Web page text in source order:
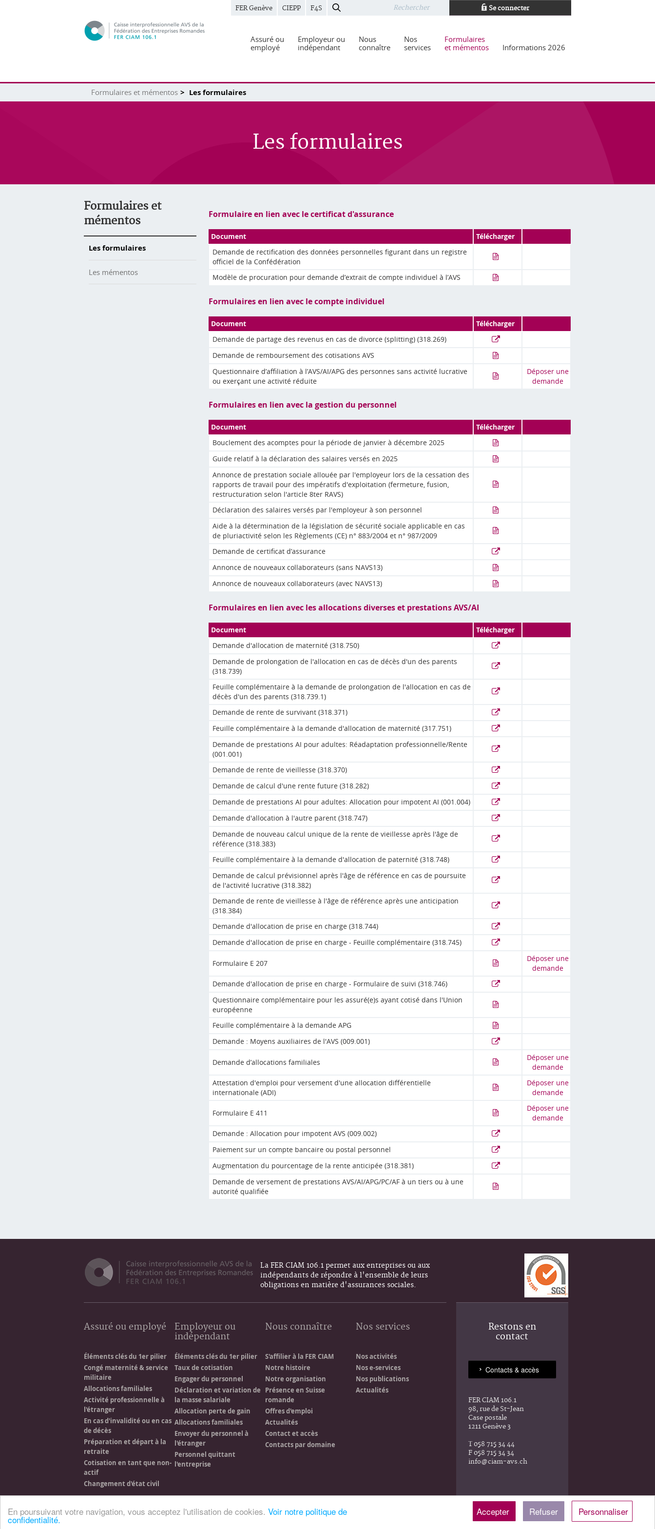
Se connecter
FER Genève CIEPP F4S
Assuré ou
employé
Employeur ou
indépendant
Nous
connaître
Nos
services
Formulaires
et mémentos
Informations 2026
Formulaires et mémentos Les formulaires
Les formulaires
Formulaires et
mémentos
Les formulaires
Les mémentos
Formulaire en lien avec le certificat d'assurance
Document
Télécharger
Demande de rectification des données personnelles figurant dans un registre
officiel de la Confédération
Modèle de procuration pour demande d’extrait de compte individuel à l’AVS
Formulaires en lien avec le compte individuel
Document
Télécharger
Demande de partage des revenus en cas de divorce (splitting) (318.269)
Demande de remboursement des cotisations AVS
Questionnaire d’affiliation à l’AVS/AI/APG des personnes sans activité lucrative
ou exerçant une activité réduite
Déposer une
demande
Formulaires en lien avec la gestion du personnel
Document
Télécharger
Bouclement des acomptes pour la période de janvier à décembre 2025
Guide relatif à la déclaration des salaires versés en 2025
Annonce de prestation sociale allouée par l'employeur lors de la cessation des
rapports de travail pour des impératifs d'exploitation (fermeture, fusion,
restructuration selon l'article 8ter RAVS)
Déclaration des salaires versés par l'employeur à son personnel
Aide à la détermination de la législation de sécurité sociale applicable en cas
de pluriactivité selon les Règlements (CE) n° 883/2004 et n° 987/2009
Demande de certificat d’assurance
Annonce de nouveaux collaborateurs (sans NAVS13)
Annonce de nouveaux collaborateurs (avec NAVS13)
Formulaires en lien avec les allocations diverses et prestations AVS/AI
Document
Télécharger
Demande d'allocation de maternité (318.750)
Demande de prolongation de l'allocation en cas de décès d'un des parents
(318.739)
Feuille complémentaire à la demande de prolongation de l'allocation en cas de
décès d'un des parents (318.739.1)
Demande de rente de survivant (318.371)
Feuille complémentaire à la demande d'allocation de maternité (317.751)
Demande de prestations AI pour adultes: Réadaptation professionnelle/Rente
(001.001)
Demande de rente de vieillesse (318.370)
Demande de calcul d'une rente future (318.282)
Demande de prestations AI pour adultes: Allocation pour impotent AI (001.004)
Demande d'allocation à l'autre parent (318.747)
Demande de nouveau calcul unique de la rente de vieillesse après l'âge de
référence (318.383)
Feuille complémentaire à la demande d'allocation de paternité (318.748)
Demande de calcul prévisionnel après l'âge de référence en cas de poursuite
de l'activité lucrative (318.382)
Demande de rente de vieillesse à l'âge de référence après une anticipation
(318.384)
Demande d'allocation de prise en charge (318.744)
Demande d'allocation de prise en charge - Feuille complémentaire (318.745)
Formulaire E 207
Déposer une
demande
Demande d'allocation de prise en charge - Formulaire de suivi (318.746)
Questionnaire complémentaire pour les assuré(e)s ayant cotisé dans l'Union
européenne
Feuille complémentaire à la demande APG
Demande : Moyens auxiliaires de l'AVS (009.001)
Demande d’allocations familiales
Déposer une
demande
Attestation d'emploi pour versement d'une allocation différentielle
internationale (ADI)
Déposer une
demande
Formulaire E 411
Déposer une
demande
Demande : Allocation pour impotent AVS (009.002)
Paiement sur un compte bancaire ou postal personnel
Augmentation du pourcentage de la rente anticipée (318.381)
Demande de versement de prestations AVS/AI/APG/PC/AF à un tiers ou à une
autorité qualifiée
La FER CIAM 106.1 permet aux entreprises ou aux
indépendants de répondre à l'ensemble de leurs
obligations en matière d'assurances sociales.
Assuré ou employé
Éléments clés du 1er pilier
Congé maternité & service
militaire
Allocations familiales
Activité professionnelle à
l'étranger
En cas d'invalidité ou en cas
de décès
Préparation et départ à la
retraite
Cotisation en tant que non-
actif
Changement d'état civil
Employeur ou
indépendant
Éléments clés du 1er pilier
Taux de cotisation
Engager du personnel
Déclaration et variation de
la masse salariale
Allocation perte de gain
Allocations familiales
Envoyer du personnel à
l'étranger
Personnel quittant
l'entreprise
Nous connaître
S'affilier à la FER CIAM
Notre histoire
Notre organisation
Présence en Suisse
romande
Offres d'emploi
Actualités
Contact et accès
Contacts par domaine
Nos services
Nos activités
Nos e-services
Nos publications
Actualités
Restons en
contact
FER CIAM 106.1
98, rue de St-Jean
Case postale
1211 Genève 3
T 058 715 34 44
F 058 715 34 34
info@ciam-avs.ch
Offres d'emploi
En poursuivant votre navigation, vous acceptez l'utilisation de cookies. Voir notre politique de
confidentialité.
Accepter Refuser Personnaliser